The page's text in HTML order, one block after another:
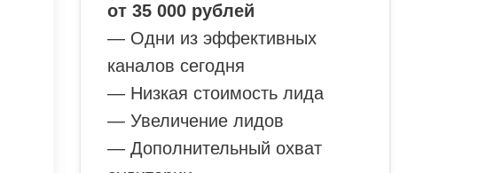
от 35 000 рублей
— Одни из эффективных
каналов сегодня
— Низкая стоимость лида
— Увеличение лидов
— Дополнительный охват